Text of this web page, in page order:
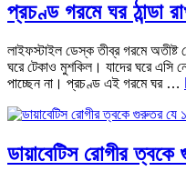
প্রচণ্ড গরমে ঘর ঠান্ডা
লাইফস্টাইল ডেস্ক তীব্র গরমে অতীষ্ট
ঘরে টেকাও মুশকিল। যাদের ঘরে এসি
পাচ্ছেন না। প্রচণ্ড এই গরমে ঘর …
ডায়াবেটিস রোগীর